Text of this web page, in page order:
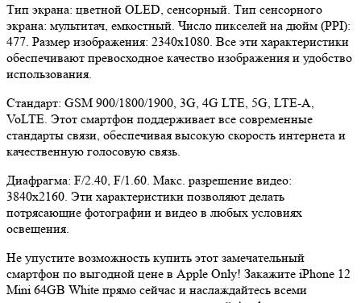
Тип экрана: цветной OLED, сенсорный. Тип сенсорного
экрана: мультитач, емкостный. Число пикселей на дюйм (PPI):
477. Размер изображения: 2340x1080. Все эти характеристики
обеспечивают превосходное качество изображения и удобство
использования.
Стандарт: GSM 900/1800/1900, 3G, 4G LTE, 5G, LTE-A,
VoLTE. Этот смартфон поддерживает все современные
стандарты связи, обеспечивая высокую скорость интернета и
качественную голосовую связь.
Диафрагма: F/2.40, F/1.60. Макс. разрешение видео:
3840x2160. Эти характеристики позволяют делать
потрясающие фотографии и видео в любых условиях
освещения.
Не упустите возможность купить этот замечательный
смартфон по выгодной цене в Apple Only! Закажите iPhone 12
Mini 64GB White прямо сейчас и наслаждайтесь всеми